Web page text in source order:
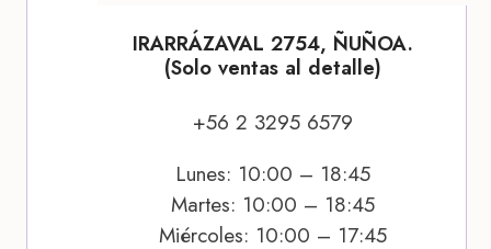
IRARRÁZAVAL 2754, ÑUÑOA.
(Solo ventas al detalle)
+56 2 3295 6579
Lunes: 10:00 – 18:45
Martes: 10:00 – 18:45
Miércoles: 10:00 – 17:45